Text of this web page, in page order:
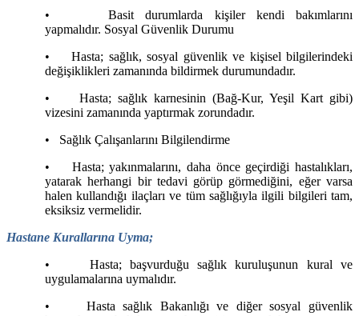
•
Basit durumlarda kişiler kendi bakımlarını
yapmalıdır. Sosyal Güvenlik Durumu
•
Hasta; sağlık, sosyal güvenlik ve kişisel bilgilerindeki
değişiklikleri zamanında bildirmek durumundadır.
•
Hasta; sağlık karnesinin (Bağ-Kur, Yeşil Kart gibi)
vizesini zamanında yaptırmak zorundadır.
•
Sağlık Çalışanlarını Bilgilendirme
•
Hasta; yakınmalarını, daha önce geçirdiği hastalıkları,
yatarak herhangi bir tedavi görüp görmediğini, eğer varsa
halen kullandığı ilaçları ve tüm sağlığıyla ilgili bilgileri tam,
eksiksiz vermelidir.
Hastane Kurallarına Uyma;
•
Hasta; başvurduğu sağlık kuruluşunun kural ve
uygulamalarına uymalıdır.
•
Hasta sağlık Bakanlığı ve diğer sosyal güvenlik